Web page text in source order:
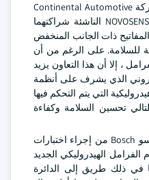
في أبريل 2025 ، وسعت شركة Continental Automotive
وشركة NOVOSENSE Microelectronics الناشئة شراكتهما
ذات الجانب المنخفض
للسلامة. على الرغم من أن
، إلا أن هذا التعاون يزيد
الذي يشرف على أنظمة
التي يتم التحكم فيها
تحسين السلامة وكفاءة
في يناير 2025 ، تمكن مهندسو Bosch من إجراء اختبارات
الهيدروليكي الجديد
بما في ذلك طريق إلى الدائرة